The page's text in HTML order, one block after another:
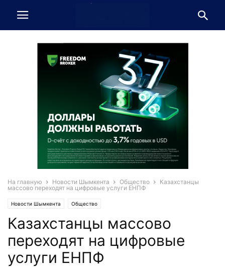
На главную Новости Шымкента Общество
Казахстанцы
массово переходят на цифровые услуги ЕНПФ
Новости Шымкента Общество
Казахстанцы массово
переходят на цифровые
услуги ЕНПФ